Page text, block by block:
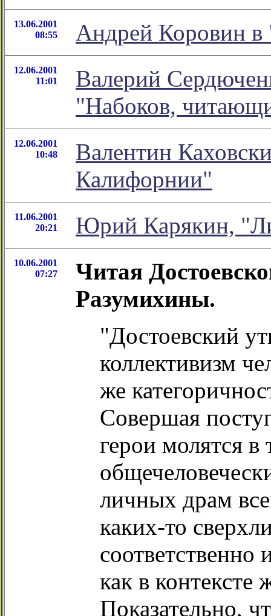
13.06.2001
08:55
Андрей Коровин в
12.06.2001
11:01
Валерий
"Набоков,
12.06.2001
10:48
Валентин
Калифорнии"
11.06.2001
20:21
Юрий Карякин,
10.06.2001
07:27
Читая
Разумихины.
"Достоевский
коллективизм
же
Совершая
герои молятся в
личных драм
каких-то
соответственно
как в контексте
Показательно,